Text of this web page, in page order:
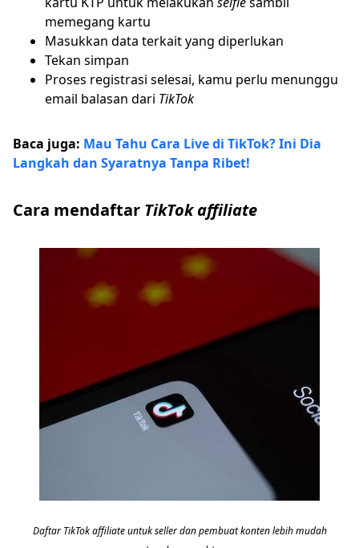
memegang kartu
Masukkan data terkait yang diperlukan
Tekan simpan
Proses registrasi selesai, kamu perlu menunggu
email balasan dari TikTok
Baca juga: Mau Tahu Cara Live di TikTok? Ini Dia
Langkah dan Syaratnya Tanpa Ribet!
Cara mendaftar TikTok affiliate
Daftar TikTok affiliate untuk seller dan pembuat konten lebih mudah